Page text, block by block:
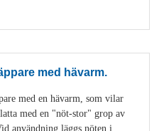
med hävarm.
med en hävarm, som vilar
med en "nöt-stor" grop av
användning läggs nöten i